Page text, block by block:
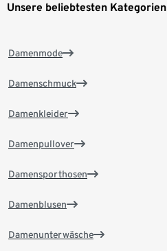
Unsere beliebtesten Kategorien
Damenmode
Damenschmuck
Damenkleider
Damenpullover
Damensporthosen
Damenblusen
Damenunterwäsche